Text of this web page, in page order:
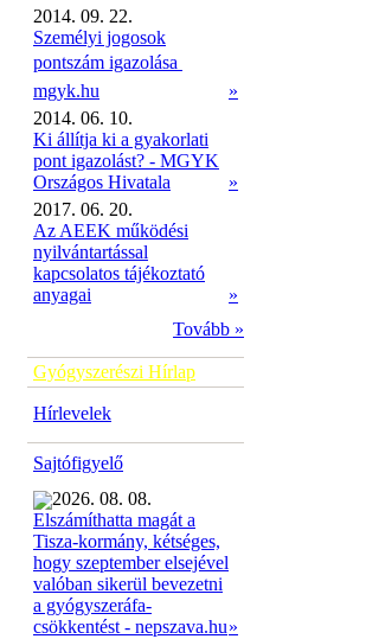
2014. 09. 22.
Személyi jogosok
pontszám igazolása 
mgyk.hu
»
2014. 06. 10.
Ki állítja ki a gyakorlati
pont igazolást? - MGYK
Országos Hivatala
»
2017. 06. 20.
Az AEEK működési
nyilvántartással
kapcsolatos tájékoztató
anyagai
»
Tovább »
Gyógyszerészi Hírlap
Hírlevelek
Sajtófigyelő
2026. 08. 08.
Elszámíthatta magát a
Tisza-kormány, kétséges,
hogy szeptember elsejével
valóban sikerül bevezetni
a gyógyszeráfa-
csökkentést - nepszava.hu»